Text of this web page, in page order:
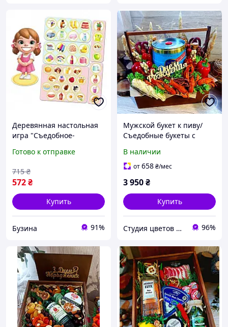
Деревянная настольная
игра "Съедобное-
Ubumblebees (ПСФ091)
GoodPlace -worry-free-
shopping-
Готово к отправке
572₴
715 ₴
Купить
Бузина 91%
Мужской букет к пиву/
Съедобные букеты с
В наличии
от658₴/мес
3 950₴
Купить
Студия цветов и подарков "MadamPodari" 96%